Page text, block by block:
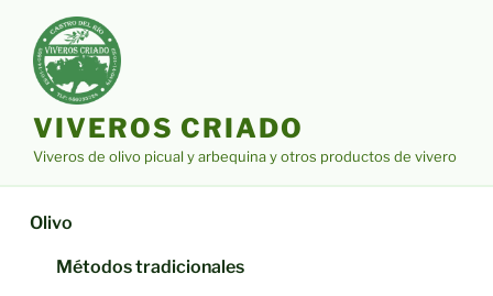
contenido
VIVEROS CRIADO
Viveros de olivo picual y arbequina y otros productos de vivero
Olivo
Métodos tradicionales